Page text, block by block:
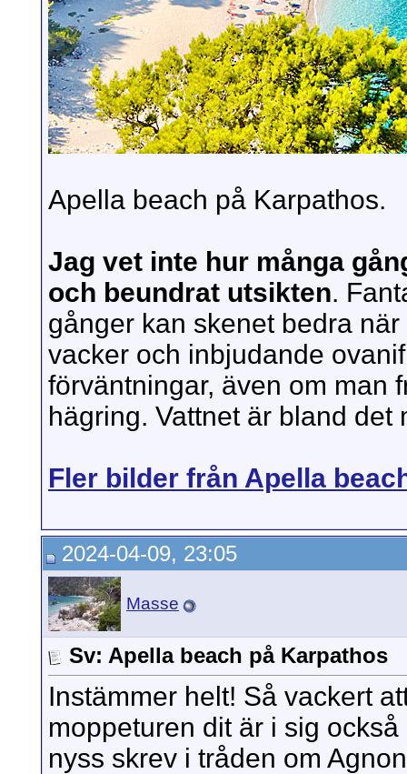
Apella beach på Karpathos.
Jag vet inte hur många
och beundrat utsikten.
gånger kan skenet bedra
vacker och inbjudande
förväntningar, även om man
hägring. Vattnet är bland
Fler bilder från Apella
2024-04-09, 23:05
Masse
Sv: Apella beach på Karpathos
Instämmer helt! Så vackert
moppeturen dit är i sig
nyss skrev i tråden om